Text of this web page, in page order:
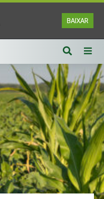
BAIXAR